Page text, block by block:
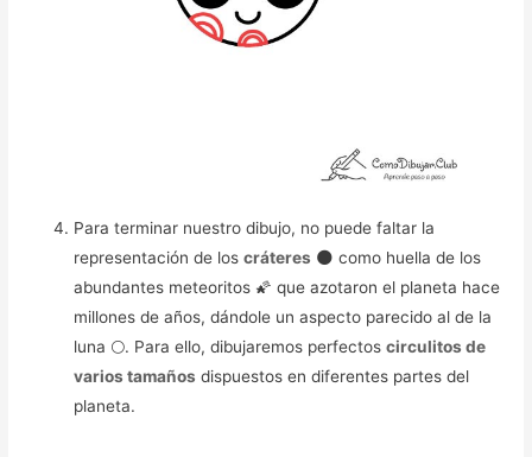
Para terminar nuestro dibujo, no puede faltar la
representación de loscráteres 🌑 como huella de los
abundantes meteoritos 🌠 que azotaron el planeta hace
millones de años, dándole un aspecto parecido al de la
luna 🌕. Para ello, dibujaremos perfectoscirculitos de
varios tamaños dispuestos en diferentes partes del
planeta.